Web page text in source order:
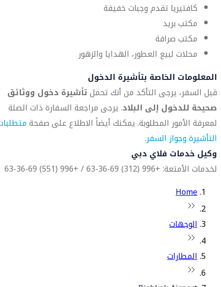
كافتيريا تقدم وجبات خفيفة
مكتب بريد
مكتب صرافة
محلات لبيع العطور، الهدايا والزهور
المعلومات الخاصة بتأشيرة الدخول
قبل السفر، يرجى التأكد من أنك تحملتأشيرة دخول ووثائق
صحيحة للدخول إلى البلاد. يرجى مراجعة السفارة ذات الصلة
لمعرفة الأمور المطلوبة. يمكنك أيضاً الاطلاع على صفحة
التأشيرة وجواز السفر.
وكيل خدمات فلاي دبي
لخدمات الأمتعة: +996 (312) 69-36-63 / +996 (551) 69-36-63
Home
الوجهات
المطارات